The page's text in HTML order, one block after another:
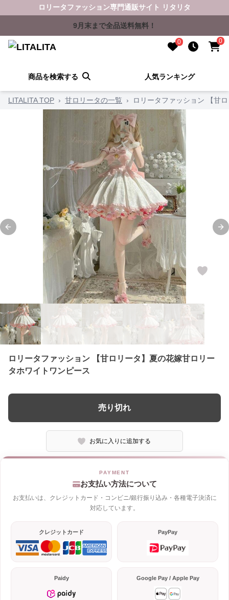
ロリータファッション専門通販サイト リタリタ
9月末まで全品送料無料！
0 0
商品を検索する 人気ランキング
LITALITA TOP › 甘ロリータの一覧 › ロリータファッション 【甘
Previous slide
ロリータファッション 【甘ロリータ】夏の花嫁甘ロリー
タホワイトワンピース
売り切れ
お気に入りに追加する
お支払い方法について
お支払いは、クレジットカード・コンビニ/銀行振り込み・各種電子決済に
対応しています。
クレジットカード PayPay
Paidy Google Pay / Apple Pay